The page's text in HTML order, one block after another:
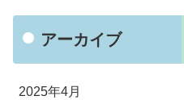
アーカイブ
2025年4月